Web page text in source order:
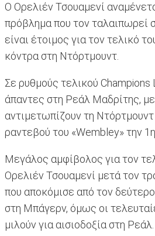
Ο Ορελιέν Τσουαμενί
πρόβλημα που τον ταλαιπωρεί
είναι έτοιμος για τον τελικό
κόντρα στη Ντόρτμουντ.
Σε ρυθμούς τελικού Champions
άπαντες στη Ρεάλ Μαδρίτης,
αντιμετωπίζουν τη
ραντεβού του «Wembley» την 1η
Μεγάλος αμφίβολος για τον
Ορελιέν Τσουαμενί μετά τον
που αποκόμισε από τον
στη Μπάγερν, όμως οι
μιλούν για αισιοδοξία στη Ρεάλ.